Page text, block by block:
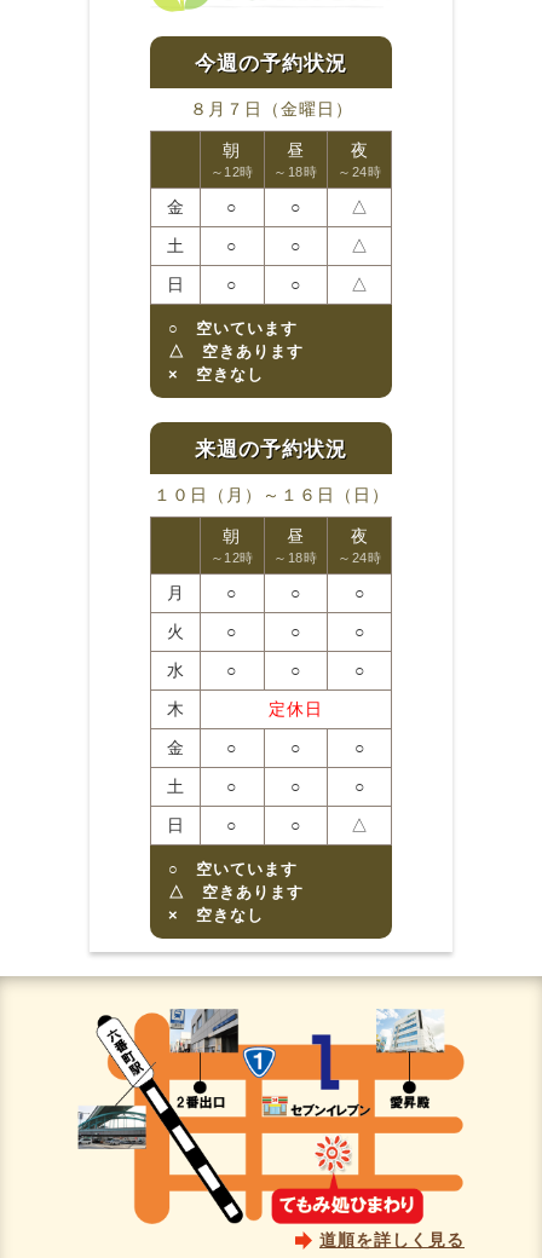
８月７日（金曜日）
朝
～12時
昼
～18時
夜
～24時
金 ○ ○
△
土
○ ○
△
日
○ ○ △
○ 空いています
△ 空きあります
× 空きなし
１０日（月）～１６日（日）
朝
～12時
昼
～18時
夜
～24時
月 ○ ○
○
火
○ ○
○
水
○ ○
○
木
定休日
金
○ ○
○
土
○ ○
○
日
○ ○ △
○ 空いています
△ 空きあります
× 空きなし
道順を詳しく見る